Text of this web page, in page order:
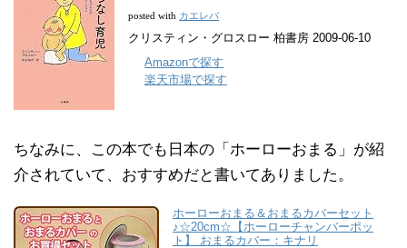
posted with カエレバ
クリスティン・グロスロー 柏書房 2009-06-10
Amazonで探す
楽天市場で探す
ちなみに、この本でも日本の「ホーローおまる」が紹
介されていて、おすすめだと書いてありました。
ホーローおまる＆おまるカバーセット
♪☆20cm☆【ホーローチャンバーポッ
ト】 おまるカバー：キナリ